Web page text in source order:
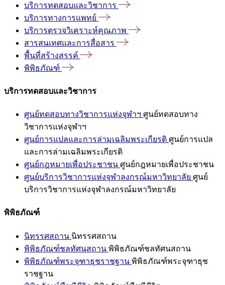
บริการทดสอบและวิชาการ
บริการทางการแพทย์
บริการตรวจวิเคราะห์คุณภาพ
สารสนเทศและการสื่อสาร
พื้นที่สร้างสรรค์
พิพิธภัณฑ์
บริการทดสอบและวิชาการ
ศูนย์ทดสอบทางวิชาการแห่งจุฬาฯ ศูนย์ทดสอบทาง
วิชาการแห่งจุฬาฯ
ศูนย์การแปลและการล่ามเฉลิมพระเกียรติ ศูนย์การแปล
และการล่ามเฉลิมพระเกียรติ
ศูนย์กฎหมายเพื่อประชาชน ศูนย์กฎหมายเพื่อประชาชน
ศูนย์บริการวิชาการแห่งจุฬาลงกรณ์มหาวิทยาลัย ศูนย์
บริการวิชาการแห่งจุฬาลงกรณ์มหาวิทยาลัย
พิพิธภัณฑ์
นิทรรศสถาน นิทรรศสถาน
พิพิธภัณฑ์ชลทัศนสถาน พิพิธภัณฑ์ชลทัศนสถาน
พิพิธภัณฑ์พระจุฑาธุชราชฐาน พิพิธภัณฑ์พระจุฑาธุช
ราชฐาน